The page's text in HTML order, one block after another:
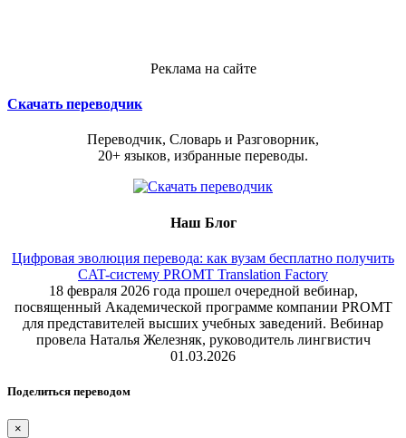
Реклама на сайте
Скачать переводчик
Переводчик, Словарь и Разговорник,
20+ языков, избранные переводы.
Наш Блог
Цифровая эволюция перевода: как вузам бесплатно получить
CAT-систему PROMT Translation Factory
18 февраля 2026 года прошел очередной вебинар,
посвященный Академической программе компании PROMT
для представителей высших учебных заведений. Вебинар
провела Наталья Железняк, руководитель лингвистич
01.03.2026
Поделиться переводом
×